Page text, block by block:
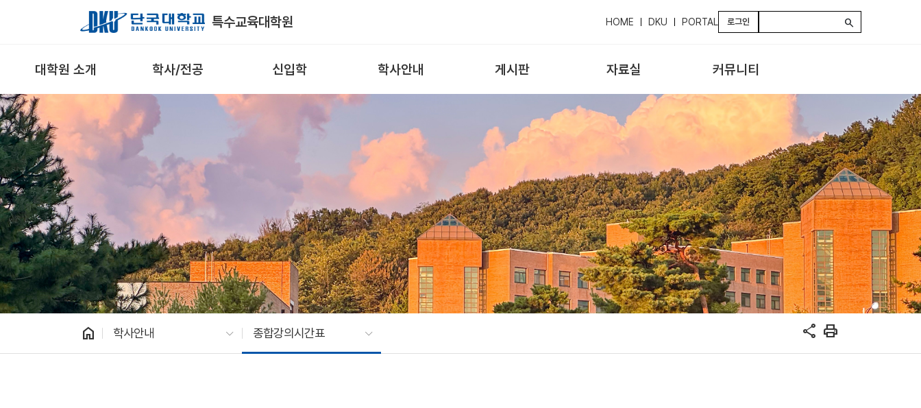
Skip to Main Content
특수교육대학원 HOME DKU PORTAL 로그인 search
대학원 소개 학사/전공 신입학 학사안내 게시판 자료실 커뮤니티
home 학사안내 종합강의시간표 share print